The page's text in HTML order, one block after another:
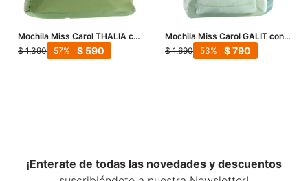
Mochila Miss Carol THALIA con
pañuelo decorativo - Verde
$ 1.390 $ 590
57
Mochila Miss Carol GALIT con
colores combinados - Verde
$ 1.690 $790
53
¡Enterate de todas las novedades y descuentos